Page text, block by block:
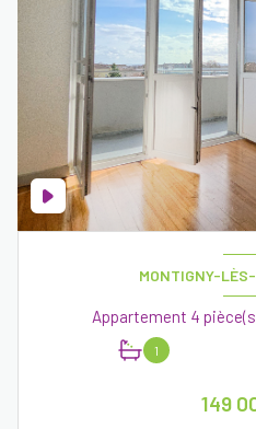
MONTIGNY-
1
149